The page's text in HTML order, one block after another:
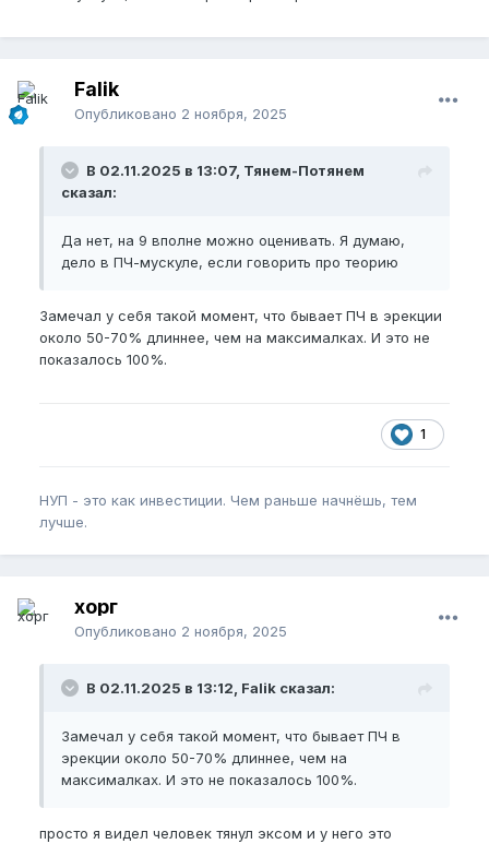
Falik
Опубликовано 2 ноября, 2025
В 02.11.2025 в 13:07, Тянем-Потянем
сказал:
Да нет, на 9 вполне можно оценивать. Я думаю,
дело в ПЧ-мускуле, если говорить про теорию
Замечал у себя такой момент, что бывает ПЧ в эрекции
около 50-70% длиннее, чем на максималках. И это не
показалось 100%.
1
НУП - это как инвестиции. Чем раньше начнёшь, тем
лучше.
хорг
Опубликовано 2 ноября, 2025
В 02.11.2025 в 13:12, Falik сказал:
Замечал у себя такой момент, что бывает ПЧ в
эрекции около 50-70% длиннее, чем на
максималках. И это не показалось 100%.
просто я видел человек тянул эксом и у него это